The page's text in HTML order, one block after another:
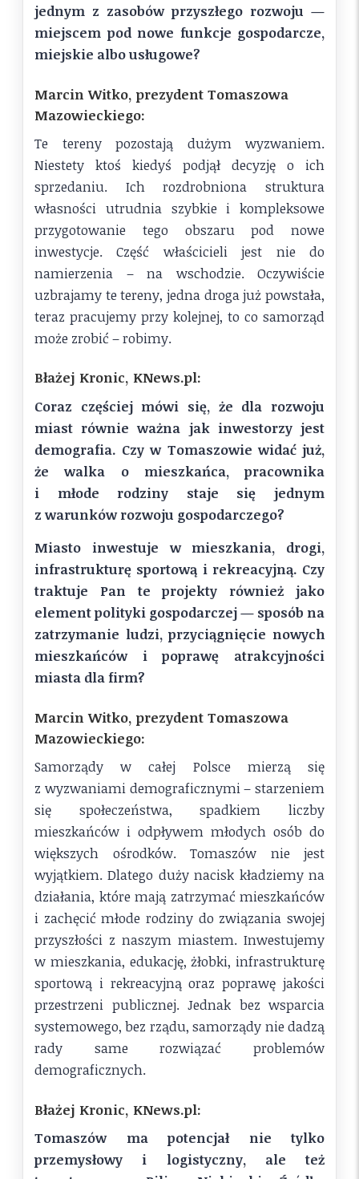
jednym z zasobów przyszłego rozwoju —
miejscem pod nowe funkcje gospodarcze,
miejskie albo usługowe?
Marcin Witko, prezydent Tomaszowa
Mazowieckiego:
Te tereny pozostają dużym wyzwaniem.
Niestety ktoś kiedyś podjął decyzję o ich
sprzedaniu. Ich rozdrobniona struktura
własności utrudnia szybkie i kompleksowe
przygotowanie tego obszaru pod nowe
inwestycje. Część właścicieli jest nie do
namierzenia – na wschodzie. Oczywiście
uzbrajamy te tereny, jedna droga już powstała,
teraz pracujemy przy kolejnej, to co samorząd
może zrobić – robimy.
Błażej Kronic, KNews.pl:
Coraz częściej mówi się, że dla rozwoju
miast równie ważna jak inwestorzy jest
demografia. Czy w Tomaszowie widać już,
że walka o mieszkańca, pracownika
i młode rodziny staje się jednym
z warunków rozwoju gospodarczego?
Miasto inwestuje w mieszkania, drogi,
infrastrukturę sportową i rekreacyjną. Czy
traktuje Pan te projekty również jako
element polityki gospodarczej — sposób na
zatrzymanie ludzi, przyciągnięcie nowych
mieszkańców i poprawę atrakcyjności
miasta dla firm?
Marcin Witko, prezydent Tomaszowa
Mazowieckiego:
Samorządy w całej Polsce mierzą się
z wyzwaniami demograficznymi – starzeniem
się społeczeństwa, spadkiem liczby
mieszkańców i odpływem młodych osób do
większych ośrodków. Tomaszów nie jest
wyjątkiem. Dlatego duży nacisk kładziemy na
działania, które mają zatrzymać mieszkańców
i zachęcić młode rodziny do związania swojej
przyszłości z naszym miastem. Inwestujemy
w mieszkania, edukację, żłobki, infrastrukturę
sportową i rekreacyjną oraz poprawę jakości
przestrzeni publicznej. Jednak bez wsparcia
systemowego, bez rządu, samorządy nie dadzą
rady same rozwiązać problemów
demograficznych.
Błażej Kronic, KNews.pl:
Tomaszów ma potencjał nie tylko
przemysłowy i logistyczny, ale też